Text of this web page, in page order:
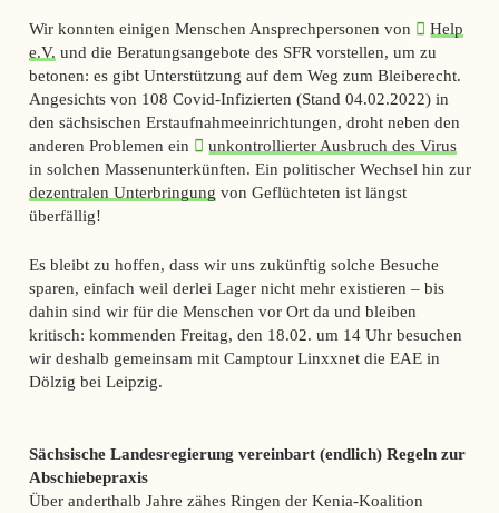
Wir konnten einigen Menschen Ansprechpersonen von
Help
e.V. und die Beratungsangebote des SFR vorstellen, um zu
betonen: es gibt Unterstützung auf dem Weg zum Bleiberecht.
Angesichts von 108 Covid-Infizierten (Stand 04.02.2022) in
den sächsischen Erstaufnahmeeinrichtungen, droht neben den
anderen Problemen ein
unkontrollierter Ausbruch des Virus
in solchen Massenunterkünften. Ein politischer Wechsel hin zur
dezentralen Unterbringung von Geflüchteten ist längst
überfällig!
Es bleibt zu hoffen, dass wir uns zukünftig solche Besuche
sparen, einfach weil derlei Lager nicht mehr existieren – bis
dahin sind wir für die Menschen vor Ort da und bleiben
kritisch: kommenden Freitag, den 18.02. um 14 Uhr besuchen
wir deshalb gemeinsam mit Camptour Linxxnet die EAE in
Dölzig bei Leipzig.
Sächsische Landesregierung vereinbart (endlich) Regeln zur
Abschiebepraxis
Über anderthalb Jahre zähes Ringen der Kenia-Koalition